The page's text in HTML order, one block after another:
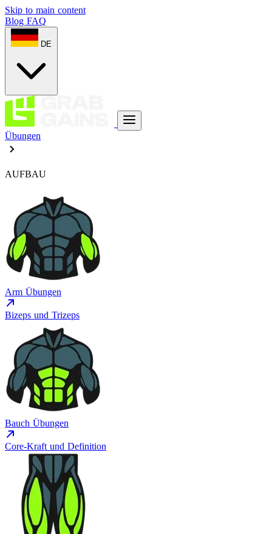
Skip to main content
Blog FAQ
DE
Übungen
AUFBAU
Arm Übungen
Bizeps und Trizeps
Bauch Übungen
Core-Kraft und Definition